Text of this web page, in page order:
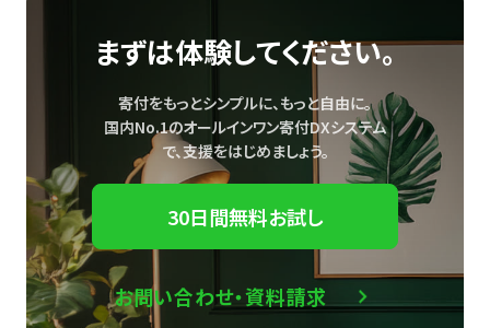
まずは体験してください。
寄付をもっとシンプルに、もっと自由に。
国内No.1のオールインワン寄付DXシステム
で、支援をはじめましょう。
30日間無料お試し
お問い合わせ・資料請求